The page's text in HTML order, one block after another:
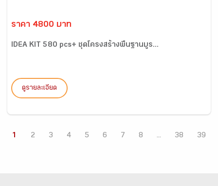
ราคา 4800 บาท
IDEA KIT 580 pcs+ ชุดโครงสร้างพื้นฐานบูร...
ดูรายละเอียด
1 2 3 4 5 6 7 8 ... 38 39